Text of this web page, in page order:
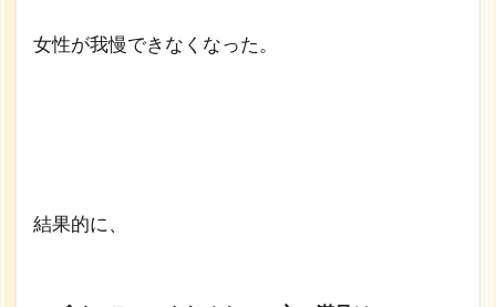
女性が我慢できなくなった。
結果的に、